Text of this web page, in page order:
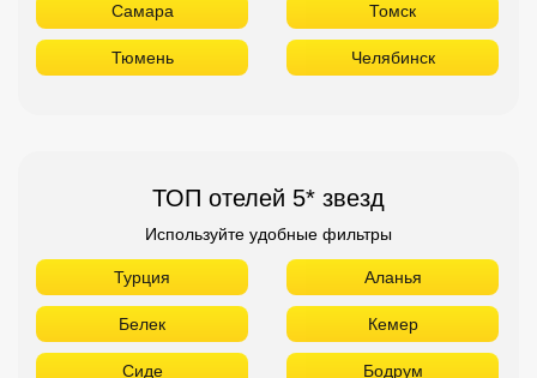
Самара Томск
Тюмень Челябинск
ТОП отелей 5* звезд
Используйте удобные фильтры
Турция Аланья
Белек Кемер
Сиде Бодрум